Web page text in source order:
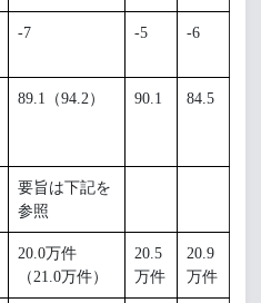
-7 -5 -6
89.1（94.2） 90.1 84.5
要旨は下記を
参照
20.0万件
（21.0万件）
20.5
万件
20.9
万件